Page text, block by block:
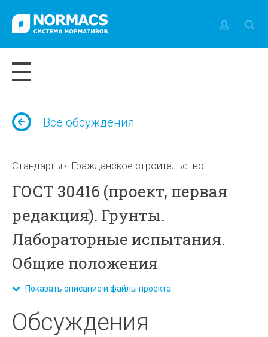
Все обсуждения
Стандарты Гражданское строительство
ГОСТ 30416 (проект, первая
редакция). Грунты.
Лабораторные испытания.
Общие положения
Показать описание и файлы проекта
Обсуждения